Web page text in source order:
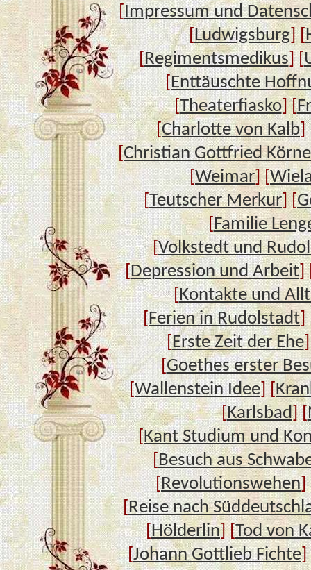
[Impressum und
[Ludwigsburg] [
[Regimentsmedikus] [
[Enttäuschte
[Theaterfiasko] [
[Charlotte von Kalb]
[Christian Gottfried
[Weimar] [
[Teutscher Merkur] [
[Familie
[Volkstedt und
[Depression und Arbeit]
[Kontakte und
[Ferien in Rudolstadt]
[Erste Zeit der Ehe
[Goethes erster
[Wallenstein Idee] [
[Karlsbad] [
[Kant Studium und
[Besuch aus
[Revolutionswehen]
[Reise nach
[Hölderlin] [Tod von
[Johann Gottlieb Fichte]